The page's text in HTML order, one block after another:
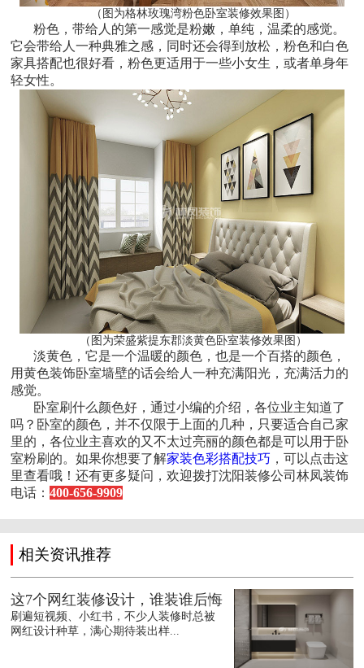
（图为格林玫瑰湾粉色卧室装修效果图）
粉色，带给人的第一感觉是粉嫩，单纯，温柔的感觉。
它会带给人一种典雅之感，同时还会得到放松，粉色和白色
家具搭配也很好看，粉色更适用于一些小女生，或者单身年
轻女性。
（图为荣盛紫提东郡淡黄色卧室装修效果图）
淡黄色，它是一个温暖的颜色，也是一个百搭的颜色，
用黄色装饰卧室墙壁的话会给人一种充满阳光，充满活力的
感觉。
卧室刷什么颜色好，通过小编的介绍，各位业主知道了
吗？卧室的颜色，并不仅限于上面的几种，只要适合自己家
里的，各位业主喜欢的又不太过亮丽的颜色都是可以用于卧
室粉刷的。如果你想要了解家装色彩搭配技巧 ，可以点击这
里查看哦！还有更多疑问，欢迎拨打沈阳装修公司林凤装饰
电话：400-656-9909
相关资讯推荐
这7个网红装修设计，谁装谁后悔
刷遍短视频、小红书，不少人装修时总被
网红设计种草，满心期待装出样...